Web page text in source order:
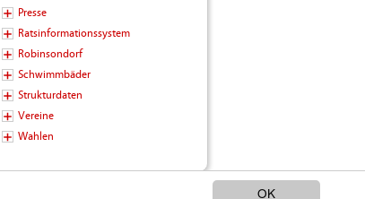
OK
Presse
Ratsinformationssystem
Robinsondorf
Schwimmbäder
Strukturdaten
Vereine
Wahlen